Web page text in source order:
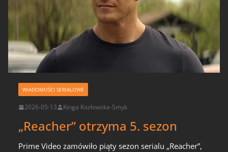
WIADOMOŚCI SERIALOWE
2026-05-13 Kinga Kozłowska-Smyk
„Reacher” otrzyma 5. sezon
Prime Video zamówiło piąty sezon serialu „Reacher”,